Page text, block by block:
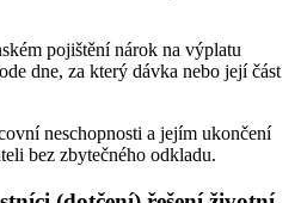
pojištění nárok na výplatu
dne, za který dávka nebo její část
neschopnosti a jejím ukončení
bez zbytečného odkladu.